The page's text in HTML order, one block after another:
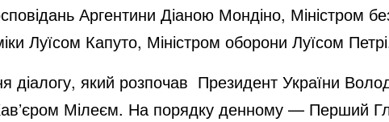
Аргентини Діаною Мондіно, Міністром
Луїсом Капуто, Міністром оборони Луїсом
який розпочав Президент України
Мілеєм. На порядку денному — Перший